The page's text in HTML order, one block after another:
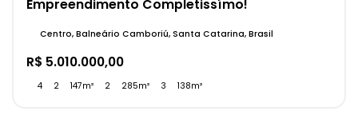
Empreendimento Completissímo!
R$ 5.010.000,00
Centro, Balneário Camboriú, Santa Catarina, Brasil
4 2 147m² 2 285m² 3 138m²